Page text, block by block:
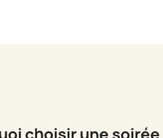
choisir une